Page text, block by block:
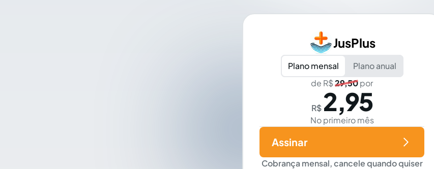
JusPlus
Plano mensal
Plano anual
de R$29,50por
R$ 2,95
No primeiro mês
Cobrança mensal, cancele quando quiser
Assinar